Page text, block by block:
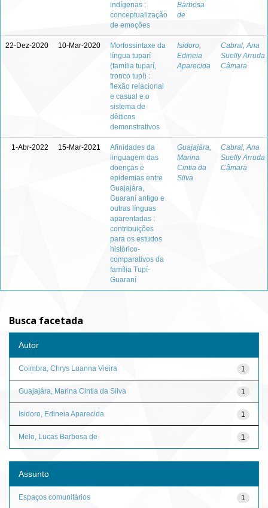
indígenas :
conceptualização
de emoções
Barbosa
de
22-Dez-2020 10-Mar-2020
Morfossintaxe da
língua tuparí
(família tuparí,
tronco tupí) :
flexão relacional
e casual e o
sistema de
dêiticos
demonstrativos
Isidoro,
Edineia
Aparecida
Cabral, Ana
Suelly Arruda
Câmara
1-Abr-2022 15-Mar-2021
Afinidades da
linguagem das
doenças e
epidemias entre
Guajajára,
Guaraní antigo e
outras línguas
aparentadas :
contribuições
para os estudos
histórico-
comparativos da
família Tupí-
Guaraní
Guajajára,
Marina
Cintia da
Silva
Cabral, Ana
Suelly Arruda
Câmara
Busca facetada
Autor
1
Coimbra, Chrys Luanna Vieira
1
Guajajára, Marina Cintia da Silva
1
Isidoro, Edineia Aparecida
1
Melo, Lucas Barbosa de
Assunto
1
Espaços comunitários